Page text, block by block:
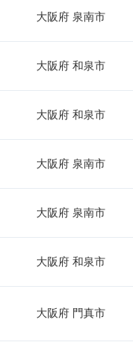
大阪府 泉南市
大阪府 和泉市
大阪府 和泉市
大阪府 泉南市
大阪府 泉南市
大阪府 和泉市
大阪府 門真市